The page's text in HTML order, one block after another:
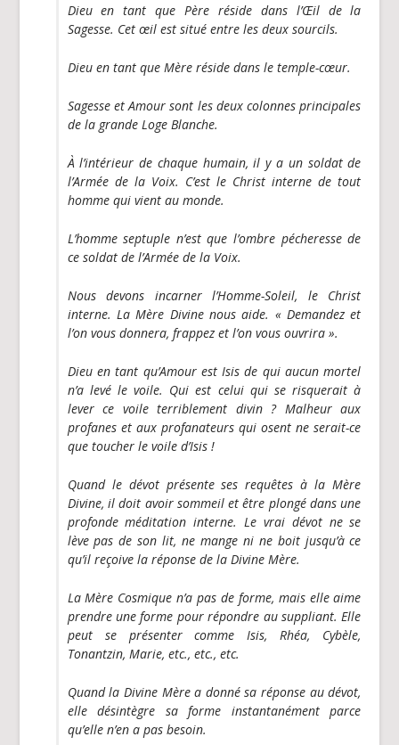
Dieu en tant que Père réside dans l’Œil de la
Sagesse. Cet œil est situé entre les deux sourcils.
Dieu en tant que Mère réside dans le temple-cœur.
Sagesse et Amour sont les deux colonnes principales
de la grande Loge Blanche.
À l’intérieur de chaque humain, il y a un soldat de
l’Armée de la Voix. C’est le Christ interne de tout
homme qui vient au monde.
L’homme septuple n’est que l’ombre pécheresse de
ce soldat de l’Armée de la Voix.
Nous devons incarner l’Homme-Soleil, le Christ
interne. La Mère Divine nous aide. « Demandez et
l’on vous donnera, frappez et l’on vous ouvrira ».
Dieu en tant qu’Amour est Isis de qui aucun mortel
n’a levé le voile. Qui est celui qui se risquerait à
lever ce voile terriblement divin ? Malheur aux
profanes et aux profanateurs qui osent ne serait-ce
que toucher le voile d’Isis !
Quand le dévot présente ses requêtes à la Mère
Divine, il doit avoir sommeil et être plongé dans une
profonde méditation interne. Le vrai dévot ne se
lève pas de son lit, ne mange ni ne boit jusqu’à ce
qu’il reçoive la réponse de la Divine Mère.
La Mère Cosmique n’a pas de forme, mais elle aime
prendre une forme pour répondre au suppliant. Elle
peut se présenter comme Isis, Rhéa, Cybèle,
Tonantzin, Marie, etc., etc., etc.
Quand la Divine Mère a donné sa réponse au dévot,
elle désintègre sa forme instantanément parce
qu’elle n’en a pas besoin.